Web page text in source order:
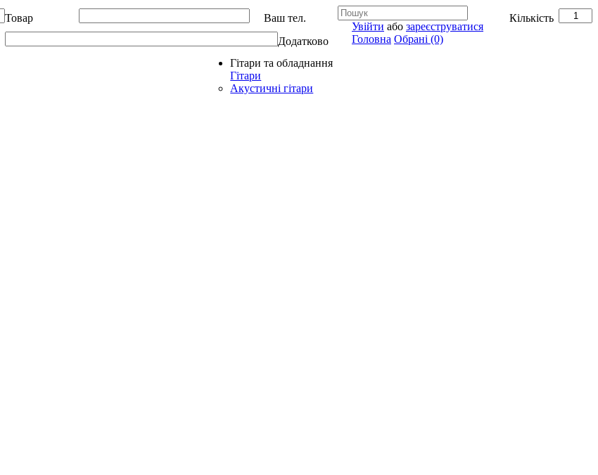
Товар Кількість
Ваш тел.
Додатково
Allegro - Music: Музичні інструменти в Україні
Увійти або зареєструватися
Головна Обрані (0)
Гітари та обладнання
Гітари
Акустичні гітари